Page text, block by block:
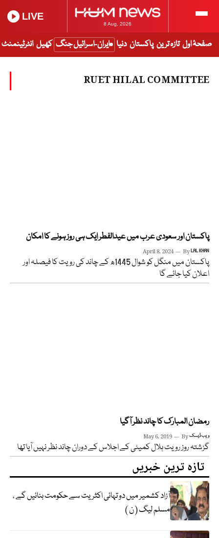
8 Aug, 2026
LIVE
صفحۂ اول تازہ ترین پاکستان دنیا ایران-اسرائیل جنگ کھیل انٹرٹینمنٹ
RUET HILAL COMMITTEE
پاکستان اور سعودی عرب میں عیدالفطر ایک ہی روز ہونے کا امکان
April 8, 2024 ByLAL KHAN
پاکستان میں منگل کو شوال 1445ھ کے چاند کی رویت کا فیصلہ اور
اعلان کیا جائے گا
رمضان المبارک کا چاند نظر آگیا
May 6, 2019 Byویب ڈیسک
گزشتہ روز رویت ہلال کمیٹی کے اجلاس کے دوران چاند نظر نہیں آیا تھا
تازہ ترین خبریں
آزاد کشمیر میں دو تہائی اکثریت سے حکومت بنائیں گے ،
مسلم لیگ ( ن )